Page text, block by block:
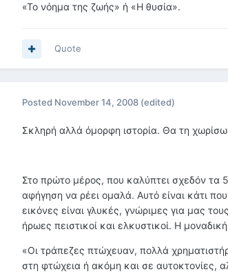
«Το νόημα της ζωής» ή «Η θυσία».
Quote
Posted November 14, 2008 (edited)
Σκληρή αλλά όμορφη ιστορία. Θα τη
Στο πρώτο μέρος, που καλύπτει σχεδόν τα
αφήγηση να ρέει ομαλά. Αυτό είναι κάτι
εικόνες είναι γλυκές, γνώριμες για μας
ήρωες πειστικοί και ελκυστικοί. Η
«Οι τράπεζες πτώχευαν, πολλά
στη φτώχεια ή ακόμη και σε αυτοκτονίες,